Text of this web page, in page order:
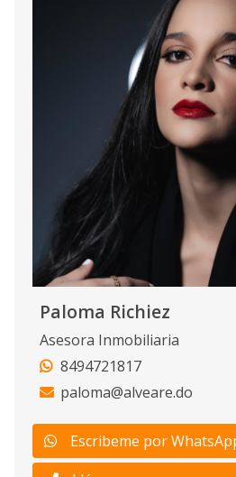
Paloma Richiez
Asesora Inmobiliaria
8494721817
paloma@alveare.do
Escribeme por